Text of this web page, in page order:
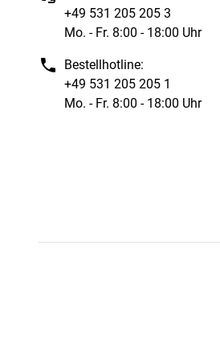
+49 531 205 205 3
Mo. - Fr. 8:00 - 18:00 Uhr
Bestellhotline:
+49 531 205 205 1
Mo. - Fr. 8:00 - 18:00 Uhr